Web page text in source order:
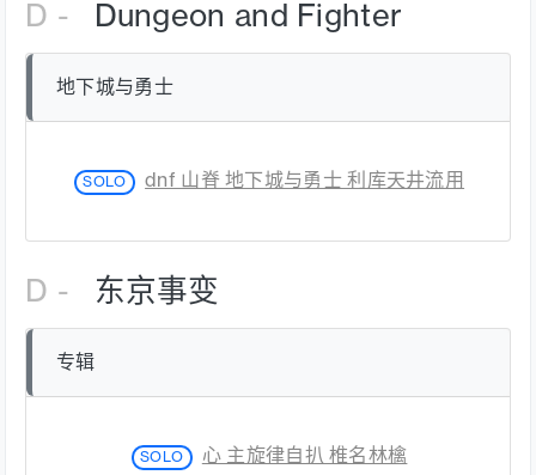
D - Dungeon and Fighter
地下城与勇士
SOLO dnf 山脊 地下城与勇士 利库天井流用
D - 东京事变
专辑
SOLO 心 主旋律自扒 椎名林檎